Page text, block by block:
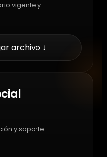
vigente y
archivo ↓
y soporte